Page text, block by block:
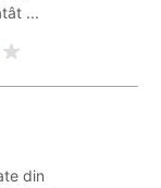
...
din